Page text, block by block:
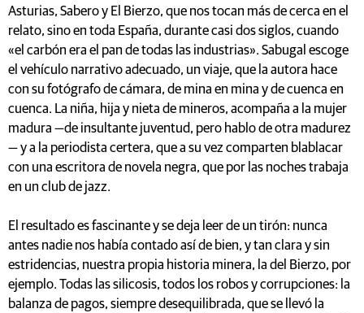
Asturias, Sabero y El Bierzo, que nos tocan más de cerca en el
relato, sino en toda España, durante casi dos siglos, cuando
«el carbón era el pan de todas las industrias». Sabugal escoge
el vehículo narrativo adecuado, un viaje, que la autora hace
con su fotógrafo de cámara, de mina en mina y de cuenca en
cuenca. La niña, hija y nieta de mineros, acompaña a la mujer
madura —de insultante juventud, pero hablo de otra madurez
— y a la periodista certera, que a su vez comparten blablacar
con una escritora de novela negra, que por las noches trabaja
en un club de jazz.
El resultado es fascinante y se deja leer de un tirón: nunca
antes nadie nos había contado así de bien, y tan clara y sin
estridencias, nuestra propia historia minera, la del Bierzo, por
ejemplo. Todas las silicosis, todos los robos y corrupciones: la
balanza de pagos, siempre desequilibrada, que se llevó la